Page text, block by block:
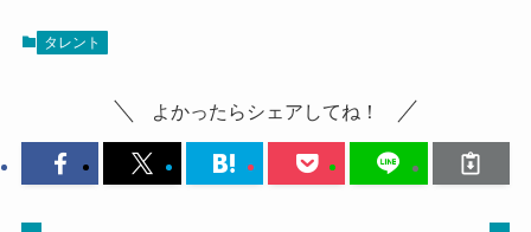
タレント
よかったらシェアしてね！